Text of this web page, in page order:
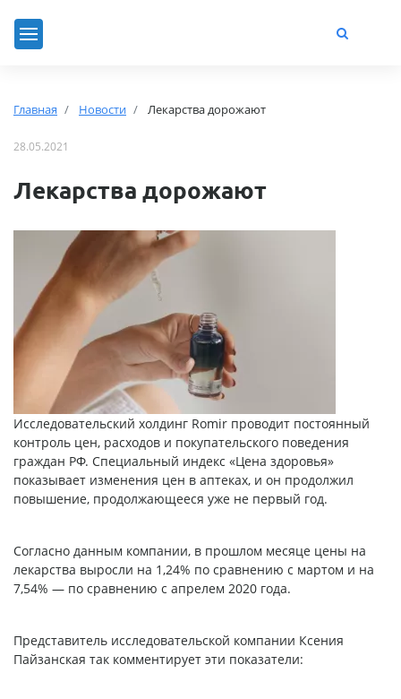
Главная Новости Лекарства дорожают
28.05.2021
Лекарства дорожают
Исследовательский холдинг Romir проводит постоянный
контроль цен, расходов и покупательского поведения
граждан РФ. Специальный индекс «Цена здоровья»
показывает изменения цен в аптеках, и он продолжил
повышение, продолжающееся уже не первый год.
Согласно данным компании, в прошлом месяце цены на
лекарства выросли на 1,24% по сравнению с мартом и на
7,54% — по сравнению с апрелем 2020 года.
Представитель исследовательской компании Ксения
Пайзанская так комментирует эти показатели: